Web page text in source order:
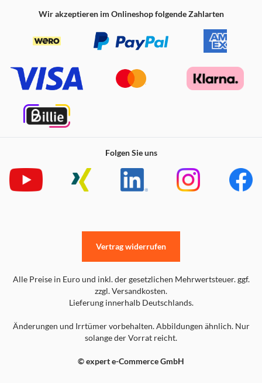
Wir akzeptieren im Onlineshop folgende Zahlarten
Folgen Sie uns
Alle Preise in Euro und inkl. der gesetzlichen Mehrwertsteuer. ggf.
zzgl. Versandkosten.
Lieferung innerhalb Deutschlands.
Änderungen und Irrtümer vorbehalten. Abbildungen ähnlich. Nur
solange der Vorrat reicht.
© expert e-Commerce GmbH
Vertrag widerrufen